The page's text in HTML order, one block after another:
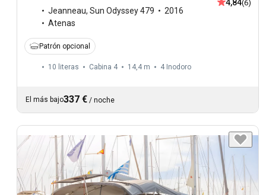
Jeanneau, Sun Odyssey 479
2016
Atenas
4,84(6)
Patrón opcional
10 literas Cabina 4 14,4 m 4 Inodoro
El más bajo337 € / noche